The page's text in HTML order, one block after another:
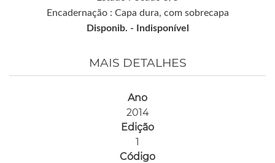
Encadernação : Capa dura, com sobrecapa
Disponib. - Indisponível
MAIS DETALHES
Ano
2014
Edição
1
Código